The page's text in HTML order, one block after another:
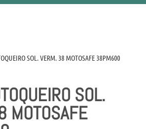
SOL. VERM. 38 MOTOSAFE 38PM600
SOL.
MOTOSAFE